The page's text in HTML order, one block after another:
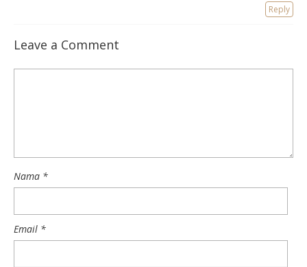
Reply
Leave a Comment
Nama *
Email *